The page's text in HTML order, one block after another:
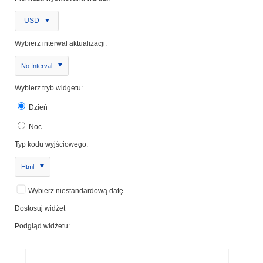
USD
Wybierz interwał aktualizacji:
No Interval
Wybierz tryb widgetu:
Dzień
Noc
Typ kodu wyjściowego:
Html
Wybierz niestandardową datę
Dostosuj widżet
Podgląd widżetu: